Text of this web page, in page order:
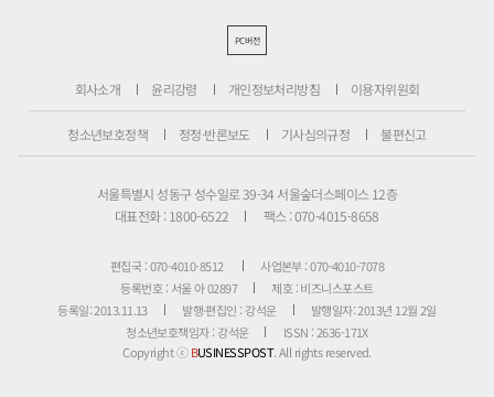
PC버전
회사소개 윤리강령 개인정보처리방침 이용자위원회
청소년보호정책 정정·반론보도 기사심의규정 불편신고
서울특별시 성동구 성수일로 39-34 서울숲더스페이스 12층
대표전화 : 1800-6522
팩스 : 070-4015-8658
편집국 : 070-4010-8512
사업본부 : 070-4010-7078
등록번호 : 서울 아 02897
제호 : 비즈니스포스트
등록일: 2013.11.13
발행·편집인 : 강석운
발행일자: 2013년 12월 2일
청소년보호책임자 : 강석운
ISSN : 2636-171X
Copyright ⓒBUSINESSPOST. All rights reserved.